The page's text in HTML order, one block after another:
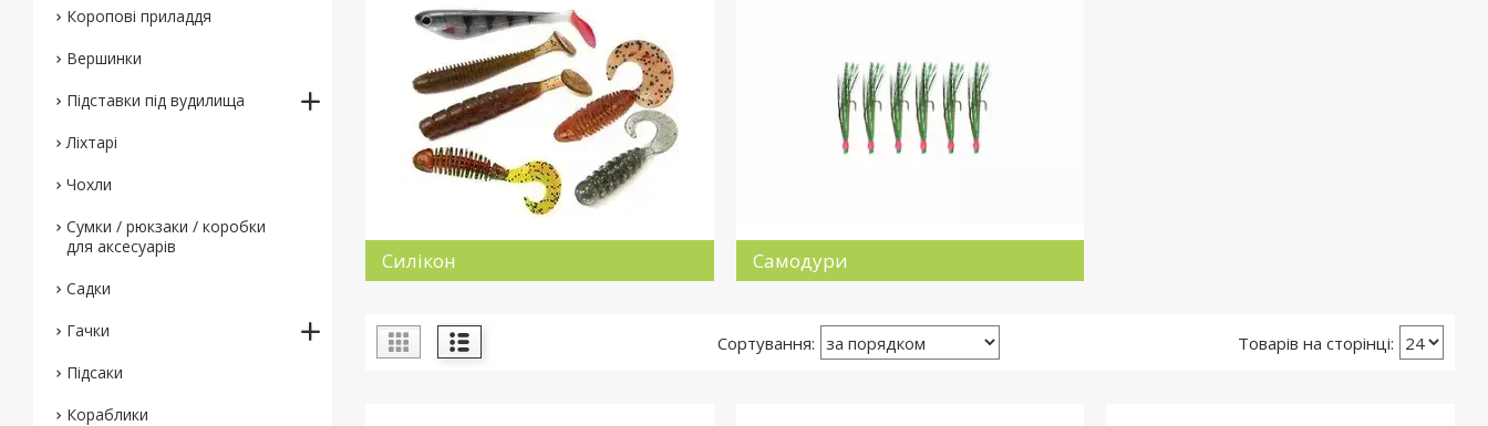
Силікон Самодури
Коропові приладдя
Вершинки
Підставки під вудилища
Ліхтарі
Чохли
Сумки / рюкзаки / коробки
для аксесуарів
Садки
Гачки
Підсаки
Кораблики